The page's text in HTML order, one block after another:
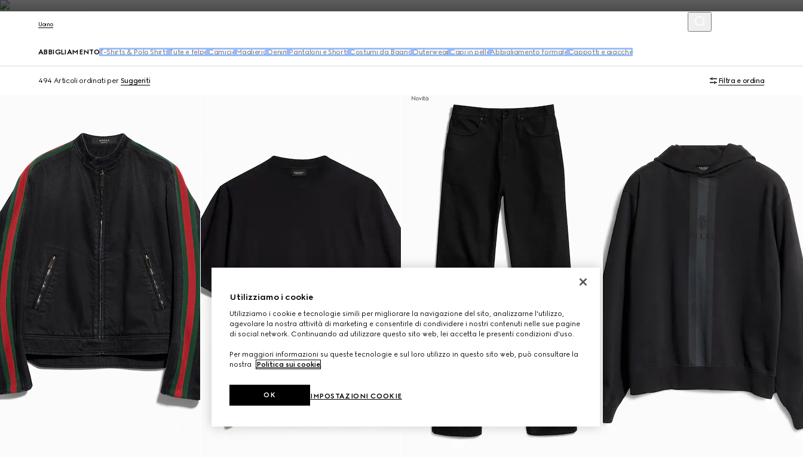
Contattaci
Uomo
ABBIGLIAMENTO T-Shirts & Polo Shirts Tute e felpe CamicieMaglieria Denim Pantaloni e Shorts Costumi da Bagno Outerwear Capi in pelleAbbigliamento formale Cappotti e giacche
494 Articoli ordinati per Suggeriti Filtra e ordina
Novità
Utilizziamo i cookie
Utilizziamo i cookie e tecnologie simili per migliorare la navigazione del sito, analizzarne l'utilizzo,
agevolare la nostra attività di marketing e consentirle di condividere i nostri contenuti nelle sue pagine
di social network. Continuando ad utilizzare questo sito web, lei accetta le presenti condizioni d'uso.
Per maggiori informazioni su queste tecnologie e sul loro utilizzo in questo sito web, può consultare la
nostra
Politica sui cookie.
IMPOSTAZIONI COOKIE
OK